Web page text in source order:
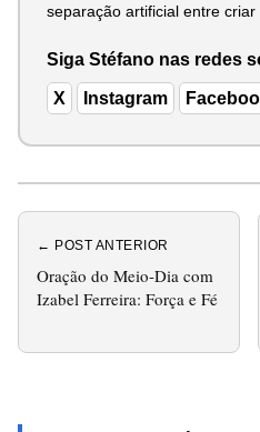
separação artificial entre criar
Siga Stéfano nas redes
X Instagram
← POST ANTERIOR
Oração do Meio-Dia com
Izabel Ferreira: Força e Fé